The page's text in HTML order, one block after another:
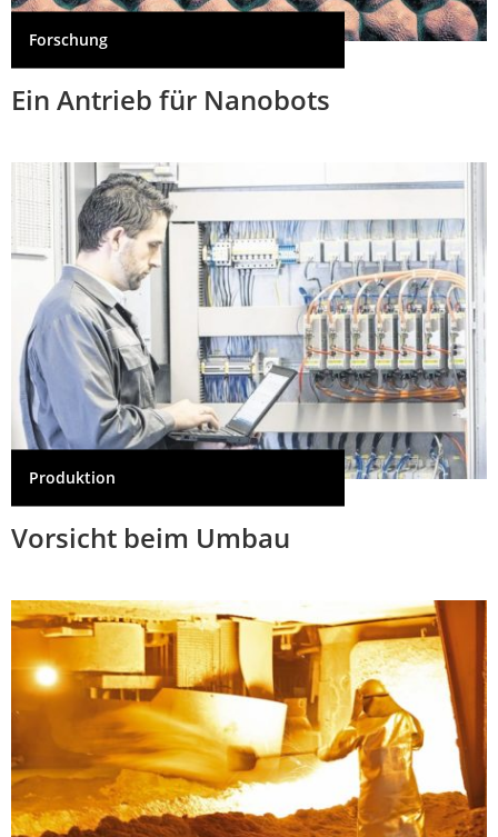
Forschung
Ein Antrieb für Nanobots
Produktion
Vorsicht beim Umbau